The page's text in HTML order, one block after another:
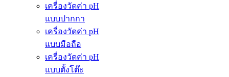
เครื่องวัดค่า pH
แบบปากกา
เครื่องวัดค่า pH
แบบมือถือ
เครื่องวัดค่า pH
แบบตั้งโต๊ะ